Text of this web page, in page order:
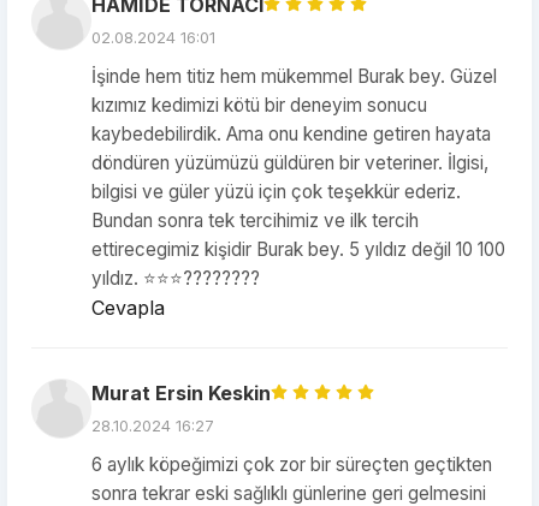
HAMİDE TORNACI
02.08.2024 16:01
İşinde hem titiz hem mükemmel Burak bey. Güzel
kızımız kedimizi kötü bir deneyim sonucu
kaybedebilirdik. Ama onu kendine getiren hayata
döndüren yüzümüzü güldüren bir veteriner. İlgisi,
bilgisi ve güler yüzü için çok teşekkür ederiz.
Bundan sonra tek tercihimiz ve ilk tercih
ettirecegimiz kişidir Burak bey. 5 yıldız değil 10 100
yıldız. ⭐⭐⭐????????
Cevapla
Murat Ersin Keskin
28.10.2024 16:27
6 aylık köpeğimizi çok zor bir süreçten geçtikten
sonra tekrar eski sağlıklı günlerine geri gelmesini